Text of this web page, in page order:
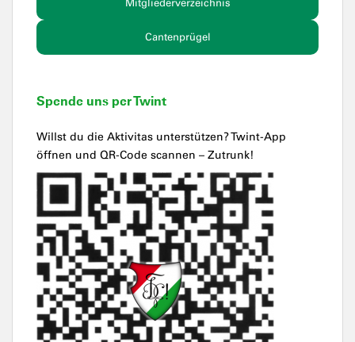
Mitgliederverzeichnis
Cantenprügel
Spende uns per Twint
Willst du die Aktivitas unterstützen? Twint-App
öffnen und QR-Code scannen – Zutrunk!